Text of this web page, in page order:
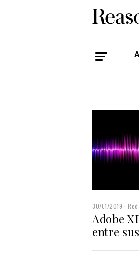
30/01/2019
Adobe
entre